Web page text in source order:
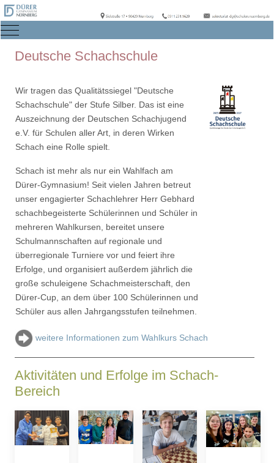
Mobile Menu Toggle
Deutsche Schachschule
Wir tragen das Qualitätssiegel "Deutsche
Schachschule" der Stufe Silber. Das ist eine
Auszeichnung der Deutschen Schachjugend
e.V. für Schulen aller Art, in deren Wirken
Schach eine Rolle spielt.
Schach ist mehr als nur ein Wahlfach am
Dürer-Gymnasium! Seit vielen Jahren betreut
unser engagierter Schachlehrer Herr Gebhard
schachbegeisterte Schülerinnen und Schüler in
mehreren Wahlkursen, bereitet unsere
Schulmannschaften auf regionale und
überregionale Turniere vor und feiert ihre
Erfolge, und organisiert außerdem jährlich die
große schuleigene Schachmeisterschaft, den
Dürer-Cup, an dem über 100 Schülerinnen und
Schüler aus allen Jahrgangsstufen teilnehmen.
weitere Informationen zum Wahlkurs Schach
Aktivitäten und Erfolge im Schach-
Bereich